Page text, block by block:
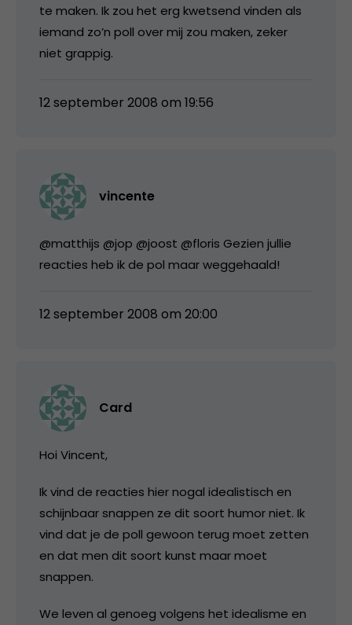
te maken. Ik zou het erg kwetsend vinden als
iemand zo’n poll over mij zou maken, zeker
niet grappig.
12 september 2008 om 19:56
vincente
@matthijs @jop @joost @floris Gezien jullie
reacties heb ik de pol maar weggehaald!
12 september 2008 om 20:00
Card
Hoi Vincent,
Ik vind de reacties hier nogal idealistisch en
schijnbaar snappen ze dit soort humor niet. Ik
vind dat je de poll gewoon terug moet zetten
en dat men dit soort kunst maar moet
snappen.
We leven al genoeg volgens het idealisme en